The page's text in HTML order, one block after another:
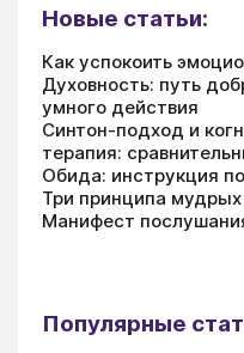
Новые статьи:
Как успокоить
Духовность: путь
умного действия
Синтон-подход и
терапия:
Обида: инструкция
Три принципа
Манифест
Популярные